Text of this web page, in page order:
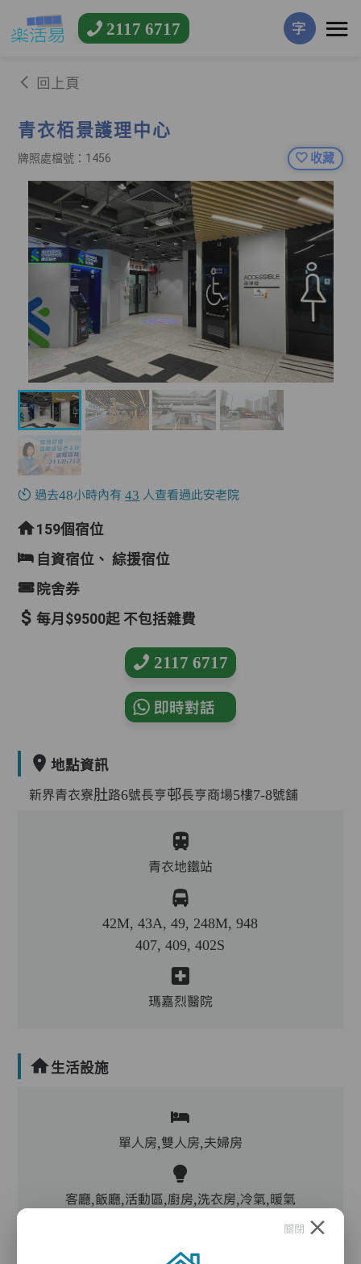
2117 6717 字
回上頁
青衣栢景護理中心
牌照處檔號：1456 收藏
過去48小時內有43 人查看過此安老院
159個宿位
自資宿位、綜援宿位
院舍券
每月$9500起 不包括雜費
2117 6717
即時對話
地點資訊
新界青衣寮肚路6號長亨邨長亨商場5樓7-8號舖
青衣地鐵站
42M, 43A, 49, 248M, 948
407, 409, 402S
瑪嘉烈醫院
生活設施
單人房,雙人房,夫婦房
客廳,飯廳,活動區,廚房,洗衣房,冷氣,暖氣
電動床,氣墊床,升降機,防滑扶手,助行器/拐杖,輪
關閉